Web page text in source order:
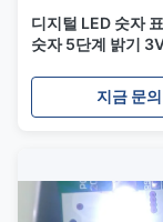
디지털 LED 숫자
숫자 5단계 밝기
6211
지금 문의